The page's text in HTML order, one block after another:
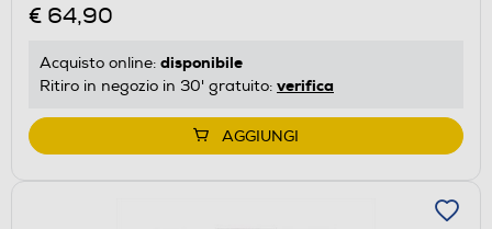
€ 64,90
Acquisto online: disponibile
Ritiro in negozio in 30' gratuito: verifica
AGGIUNGI